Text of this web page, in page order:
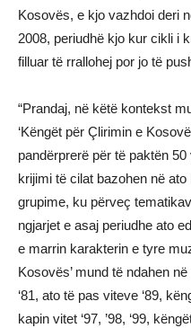
Kosovës, e kjo vazhdoi deri
2008, periudhë kjo kur cikli i
filluar të rrallohej por jo të
“Prandaj, në këtë kontekst
‘Këngët për Çlirimin e
pandërprerë për të paktën
krijimi të cilat bazohen në
grupime, ku përveç
ngjarjet e asaj periudhe ato
e marrin karakterin e tyre
Kosovës’ mund të ndahen
‘81, ato të pas viteve ‘89,
kapin vitet ‘97, ’98, ‘99,